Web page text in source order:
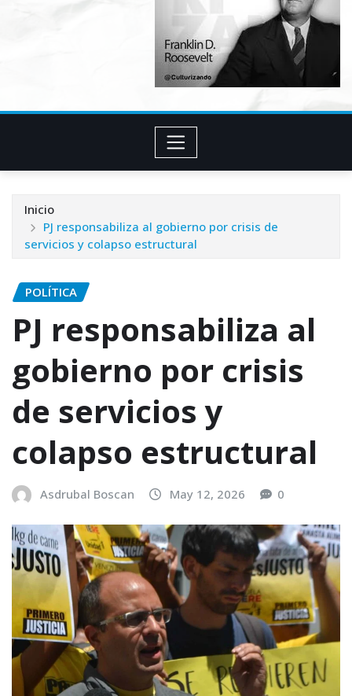
Inicio
PJ responsabiliza al gobierno por crisis de
servicios y colapso estructural
POLÍTICA
PJ responsabiliza al
gobierno por crisis
de servicios y
colapso estructural
Asdrubal Boscan May 12, 2026 0